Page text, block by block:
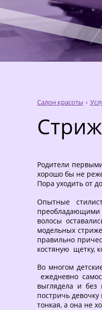
Салон красоты
Родители
хорошо бы не
Пора уходить от
Опытные
преобладающими
волосы
модельных
правильно
костяную щетку,
Во многом
ежедневно
выглядела и без
постричь
тонкая, а она не